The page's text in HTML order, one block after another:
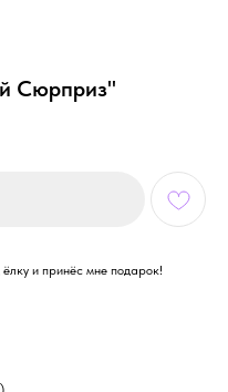
Сюрприз"
и принёс мне подарок!